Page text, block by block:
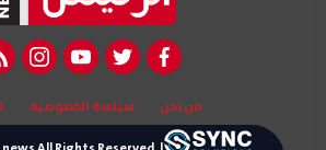
facebook
twitter
youtube
من نحن سياسة الخصوصية